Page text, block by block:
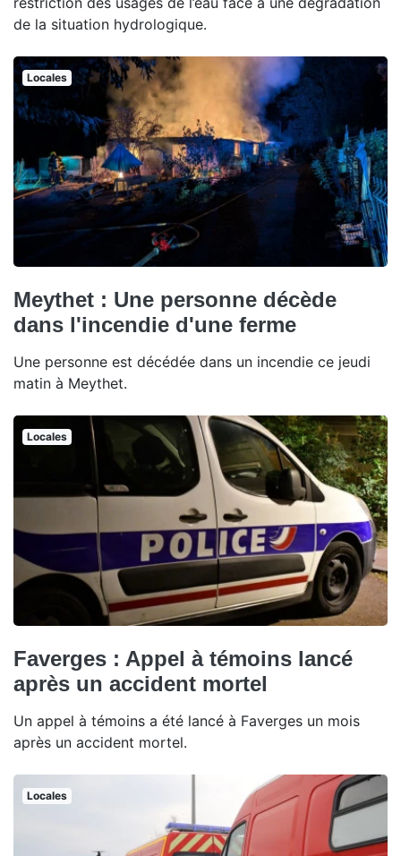
de la situation hydrologique.
Locales
Meythet : Une personne décède
dans l'incendie d'une ferme
Une personne est décédée dans un incendie ce jeudi
matin à Meythet.
Locales
Faverges : Appel à témoins lancé
après un accident mortel
Un appel à témoins a été lancé à Faverges un mois
après un accident mortel.
Locales